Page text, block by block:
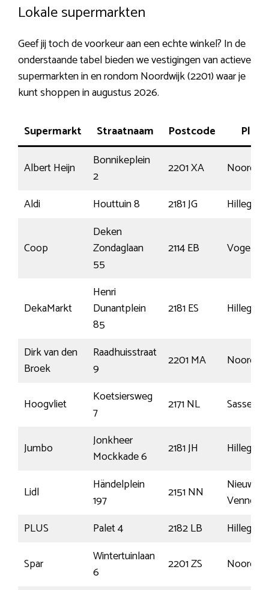
Lokale supermarkten
Geef jij toch de voorkeur aan een echte winkel? In de
onderstaande tabel bieden we vestigingen van actieve
supermarkten in en rondom Noordwijk (2201) waar je
kunt shoppen in augustus 2026.
Supermarkt Straatnaam Postcode
Albert Heijn
Bonnikeplein
2
2201 XA
Aldi
Houttuin 8 2181 JG Hillegom
Coop
Deken
Zondaglaan
55
2114 EB
DekaMarkt
Henri
Dunantplein
85
2181 ES Hillegom
Dirk van den
Broek
Raadhuisstraat
9
2201 MA
Hoogvliet
Koetsiersweg
7
2171 NL
Jumbo
Jonkheer
Mockkade 6
2181 JH Hillegom
Lidl
Händelplein
197
2151 NN
Nieuw-
Vennep
PLUS
Palet 4 2182 LB
Hillegom
Spar
Wintertuinlaan
6
2201 ZS